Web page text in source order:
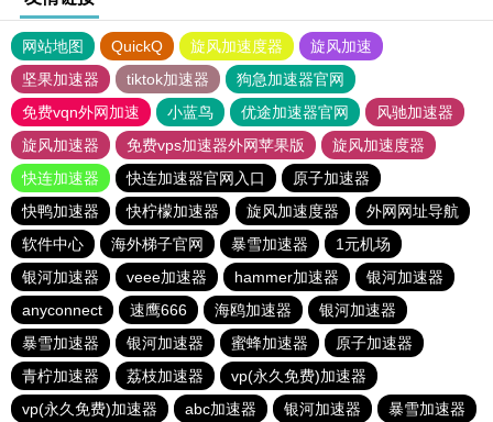
网站地图 QuickQ 旋风加速度器
旋风加速
坚果加速器
tiktok加速器
狗急加速器官网
免费vqn外网加速
小蓝鸟 优途加速器官网
风驰加速器
旋风加速器
免费vps加速器外网苹果版
旋风加速度器
快连加速器
快连加速器官网入口
原子加速器
快鸭加速器
快柠檬加速器 旋风加速度器
外网网址导航
软件中心
海外梯子官网 暴雪加速器
1元机场
银河加速器
veee加速器 hammer加速器
银河加速器
anyconnect
速鹰666 海鸥加速器
银河加速器
暴雪加速器
银河加速器 蜜蜂加速器
原子加速器
青柠加速器
荔枝加速器
vp(永久免费)加速器
vp(永久免费)加速器
abc加速器 银河加速器 暴雪加速器